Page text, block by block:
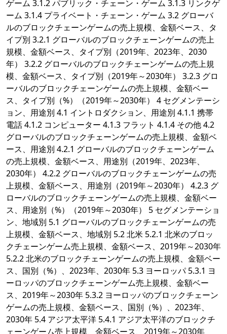
ゲーム 3.1.2 パブリック・チェーン・ゲーム 3.1.3 リンクゲ
ーム 3.1.4 プライベート・チェーン・ゲーム 3.2 グローバ
ルのブロックチェーンゲームの売上規模、金額ベース、タ
イプ別 3.2.1 グローバルのブロックチェーンゲームの売上
規模、金額ベース、タイプ別（2019年、2023年、2030
年） 3.2.2 グローバルのブロックチェーンゲームの売上規
模、金額ベース、タイプ別（2019年～2030年） 3.2.3 グロ
ーバルのブロックチェーンゲームの売上規模、金額ベー
ス、タイプ別（%）（2019年～2030年） 4 セグメンテーシ
ョン、用途別 4.1 イントロダクション、用途別 4.1.1 携帯
電話 4.1.2 コンピューター 4.1.3 フラット 4.1.4 その他 4.2
グローバルのブロックチェーンゲームの売上規模、金額ベ
ース、用途別 4.2.1 グローバルのブロックチェーンゲーム
の売上規模、金額ベース、用途別（2019年、2023年、
2030年） 4.2.2 グローバルのブロックチェーンゲームの売
上規模、金額ベース、用途別（2019年～2030年） 4.2.3 グ
ローバルのブロックチェーンゲームの売上規模、金額ベー
ス、用途別（%）（2019年～2030年） 5 セグメンテーショ
ン、地域別 5.1 グローバルのブロックチェーンゲームの売
上規模、金額ベース、地域別 5.2 北米 5.2.1 北米のブロッ
クチェーンゲーム売上規模、金額ベース、2019年～2030年
5.2.2 北米のブロックチェーンゲームの売上規模、金額ベー
ス、国別（%）、2023年、2030年 5.3 ヨーロッパ 5.3.1 ヨ
ーロッパのブロックチェーンゲーム売上規模、金額ベー
ス、2019年～2030年 5.3.2 ヨーロッパのブロックチェーン
ゲームの売上規模、金額ベース、国別（%）、2023年、
2030年 5.4 アジア太平洋 5.4.1 アジア太平洋のブロックチ
ェーンゲーム売上規模、金額ベース、2019年～2030年